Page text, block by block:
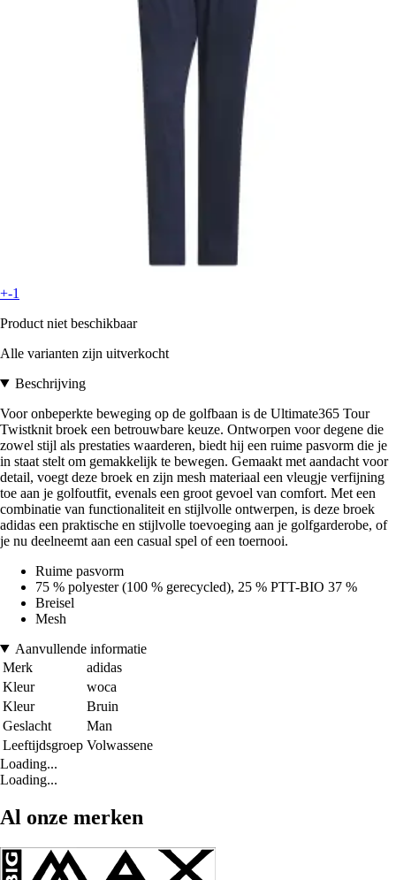
+-1
Product niet beschikbaar
Alle varianten zijn uitverkocht
Beschrijving
Voor onbeperkte beweging op de golfbaan is de Ultimate365 Tour
Twistknit broek een betrouwbare keuze. Ontworpen voor degene die
zowel stijl als prestaties waarderen, biedt hij een ruime pasvorm die je
in staat stelt om gemakkelijk te bewegen. Gemaakt met aandacht voor
detail, voegt deze broek en zijn mesh materiaal een vleugje verfijning
toe aan je golfoutfit, evenals een groot gevoel van comfort. Met een
combinatie van functionaliteit en stijlvolle ontwerpen, is deze broek
adidas een praktische en stijlvolle toevoeging aan je golfgarderobe, of
je nu deelneemt aan een casual spel of een toernooi.
Ruime pasvorm
75 % polyester (100 % gerecycled), 25 % PTT-BIO 37 %
Breisel
Mesh
Aanvullende informatie
Merk
adidas
Kleur
woca
Kleur
Bruin
Geslacht
Man
Leeftijdsgroep Volwassene
Loading...
Loading...
Al onze merken